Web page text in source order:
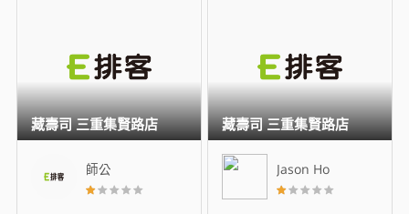
師公
藏壽司 三重集賢路店
Jason Ho
藏壽司 三重集賢路店